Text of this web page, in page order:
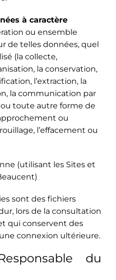
à caractère
ou ensemble
de telles données, quel
(la collecte,
la conservation,
l’extraction, la
la communication par
toute autre forme de
ou
l’effacement ou
(utilisant les Sites et
sont des fichiers
lors de la consultation
qui conservent des
connexion ultérieure.
du